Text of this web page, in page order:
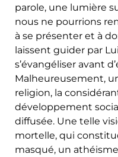
parole, une lumière
nous ne pourrions
à se présenter et à
laissent guider par
s’évangéliser avant
Malheureusement,
religion, la
développement
diffusée. Une telle
mortelle, qui
masqué, un